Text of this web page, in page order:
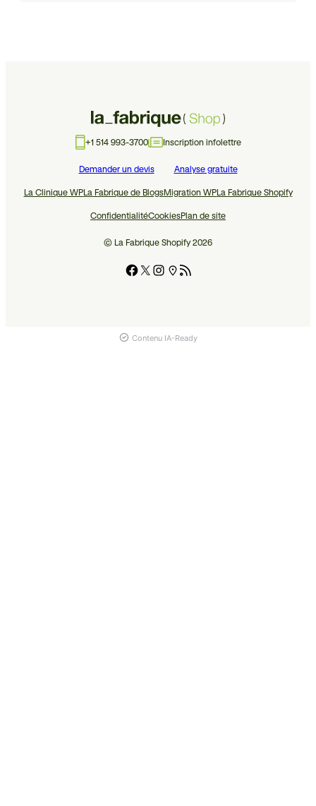
+1 514 993-3700 Inscription infolettre
Demander un devis Analyse gratuite
La Clinique WPLa Fabrique de BlogsMigration WPLa Fabrique Shopify
ConfidentialitéCookiesPlan de site
© La Fabrique Shopify 2026
Contenu IA-Ready